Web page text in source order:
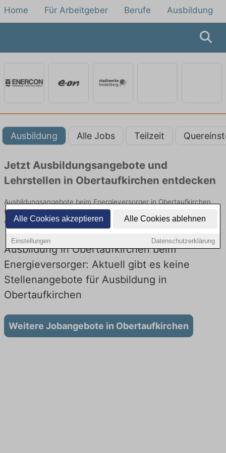
Alle Cookies akzeptieren Alle Cookies ablehnen
Einstellungen Datenschutzerklärung
Home Für Arbeitgeber Berufe Ausbildung
Ausbildung Alle Jobs Teilzeit
Jetzt Ausbildungsangebote und
Lehrstellen in Obertaufkirchen entdecken
Ausbildungsangebote beim Energieversorger in Obertaufkirchen
finden Sie von namhaften Firmen. Entdecken Sie freie Optionen
von Top-Arbeitgebern und bewerben Sie sich noch heute.
Ausbildung in Obertaufkirchen beim
Energieversorger: Aktuell gibt es keine
Stellenangebote für Ausbildung in
Obertaufkirchen
Weitere Jobangebote in Obertaufkirchen